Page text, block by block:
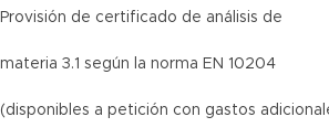
Provisión de certificado de análisis de
materia 3.1 según la norma EN 10204
(disponibles a petición con gastos